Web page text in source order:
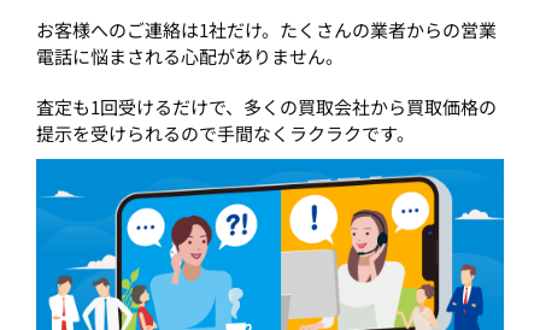
お客様へのご連絡は1社だけ。たくさんの業者からの営業
電話に悩まされる心配がありません。
査定も1回受けるだけで、多くの買取会社から買取価格の
提示を受けられるので手間なくラクラクです。